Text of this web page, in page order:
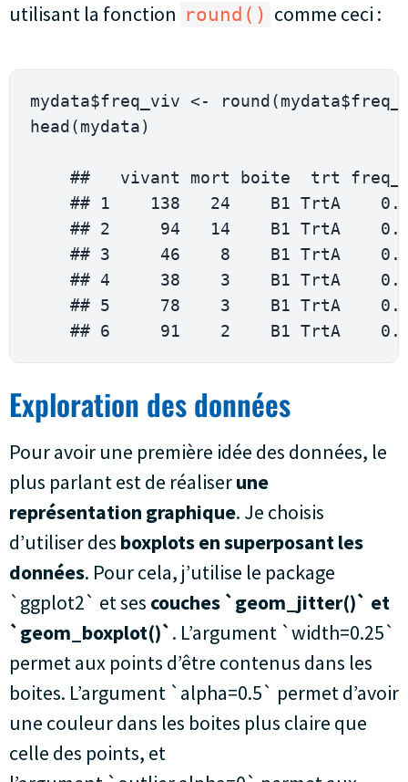
utilisant la fonction round() comme ceci :
mydata$freq_viv <- round(
head(mydata)
##   vivant mort boite  trt
    ##
1 138 24
    B1
TrtA
    ##
2 94 14
    B1
TrtA
    ##
3 46 8
    B1
TrtA
    ##
4 38 3
    B1
TrtA
    ##
5 78 3
    B1
TrtA
    ##
6 91 2
    B1
TrtA
Exploration des données
Pour avoir une première idée des données, le
plus parlant est de réaliserune
représentation graphique. Je choisis
d’utiliser des boxplots en superposant les
données. Pour cela, j’utilise le package
`ggplot2` et ses couches `geom_jitter()` et
`geom_boxplot()`. L’argument `width=0.25`
permet aux points d’être contenus dans les
boites. L’argument `alpha=0.5` permet d’avoir
une couleur dans les boites plus claire que
celle des points, et